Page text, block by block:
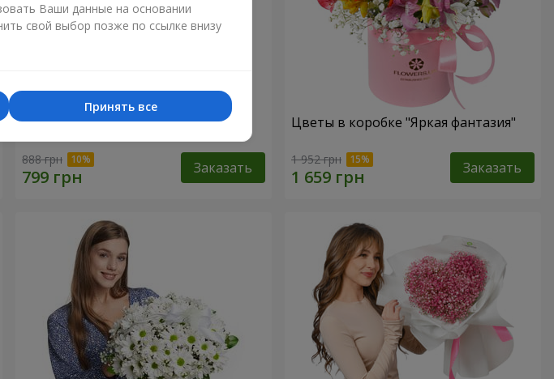
Композиция "Нежный поцелуй"
888 грн Заказать
Цветы в коробке "Яркая фантазия"
1 952 грн Заказать
Ваши данные на основании
свой выбор позже по ссылке внизу
Принять все